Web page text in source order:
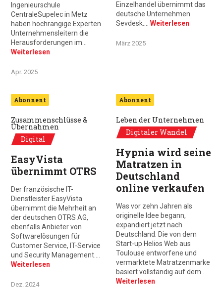
Ingenieurschule
CentraleSupelec in Metz
haben hochrangige Experten
Unternehmensleitern die
Herausforderungen im…
Weiterlesen
Apr. 2025
Einzelhandel übernimmt das
deutsche Unternehmen
Sevdesk.… Weiterlesen
März 2025
Abonnent
Zusammenschlüsse &
Übernahmen
Digital
EasyVista
übernimmt OTRS
Der französische IT-
Dienstleister EasyVista
übernimmt die Mehrheit an
der deutschen OTRS AG,
ebenfalls Anbieter von
Softwarelösungen für
Customer Service, IT-Service
und Security Management.…
Weiterlesen
Dez. 2024
Abonnent
Leben der Unternehmen
Digitaler Wandel
Hypnia wird seine
Matratzen in
Deutschland
online verkaufen
Was vor zehn Jahren als
originelle Idee begann,
expandiert jetzt nach
Deutschland. Die von dem
Start-up Helios Web aus
Toulouse entworfene und
vermarktete Matratzenmarke
basiert vollständig auf dem…
Weiterlesen